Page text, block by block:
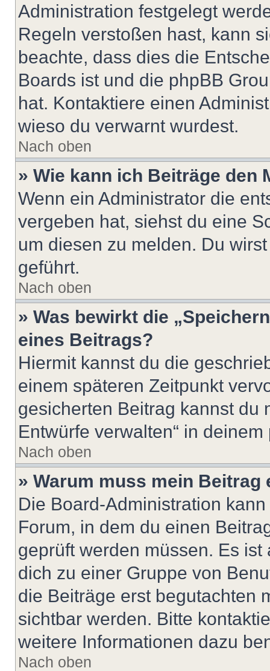
Administration festgelegt
Regeln verstoßen hast, kann
beachte, dass dies die
Boards ist und die phpBB
hat. Kontaktiere einen
wieso du verwarnt wurdest.
Nach oben
» Wie kann ich Beiträge den
Wenn ein Administrator die
vergeben hat, siehst du eine
um diesen zu melden. Du
geführt.
Nach oben
» Was bewirkt die
eines Beitrags?
Hiermit kannst du die
einem späteren Zeitpunkt
gesicherten Beitrag kannst du
Entwürfe verwalten“ in
Nach oben
» Warum muss mein
Die Board-Administration
Forum, in dem du einen
geprüft werden müssen. Es
dich zu einer Gruppe von
die Beiträge erst begutachten
sichtbar werden. Bitte
weitere Informationen dazu
Nach oben